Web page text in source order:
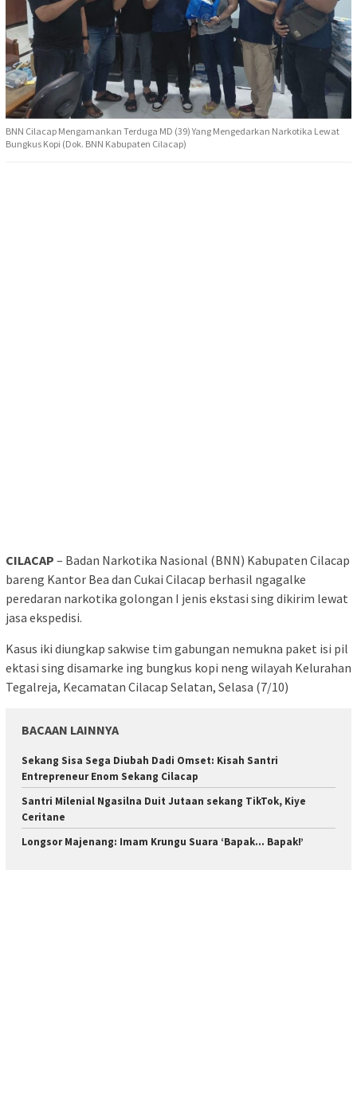
BNN Cilacap Mengamankan Terduga MD (39) Yang Mengedarkan Narkotika Lewat
Bungkus Kopi (Dok. BNN Kabupaten Cilacap)
CILACAP – Badan Narkotika Nasional (BNN) Kabupaten Cilacap
bareng Kantor Bea dan Cukai Cilacap berhasil ngagalke
peredaran narkotika golongan I jenis ekstasi sing dikirim lewat
jasa ekspedisi.
Kasus iki diungkap sakwise tim gabungan nemukna paket isi pil
ektasi sing disamarke ing bungkus kopi neng wilayah Kelurahan
Tegalreja, Kecamatan Cilacap Selatan, Selasa (7/10)
BACAAN LAINNYA
Sekang Sisa Sega Diubah Dadi Omset: Kisah Santri
Entrepreneur Enom Sekang Cilacap
Santri Milenial Ngasilna Duit Jutaan sekang TikTok, Kiye
Ceritane
Longsor Majenang: Imam Krungu Suara ‘Bapak… Bapak!’